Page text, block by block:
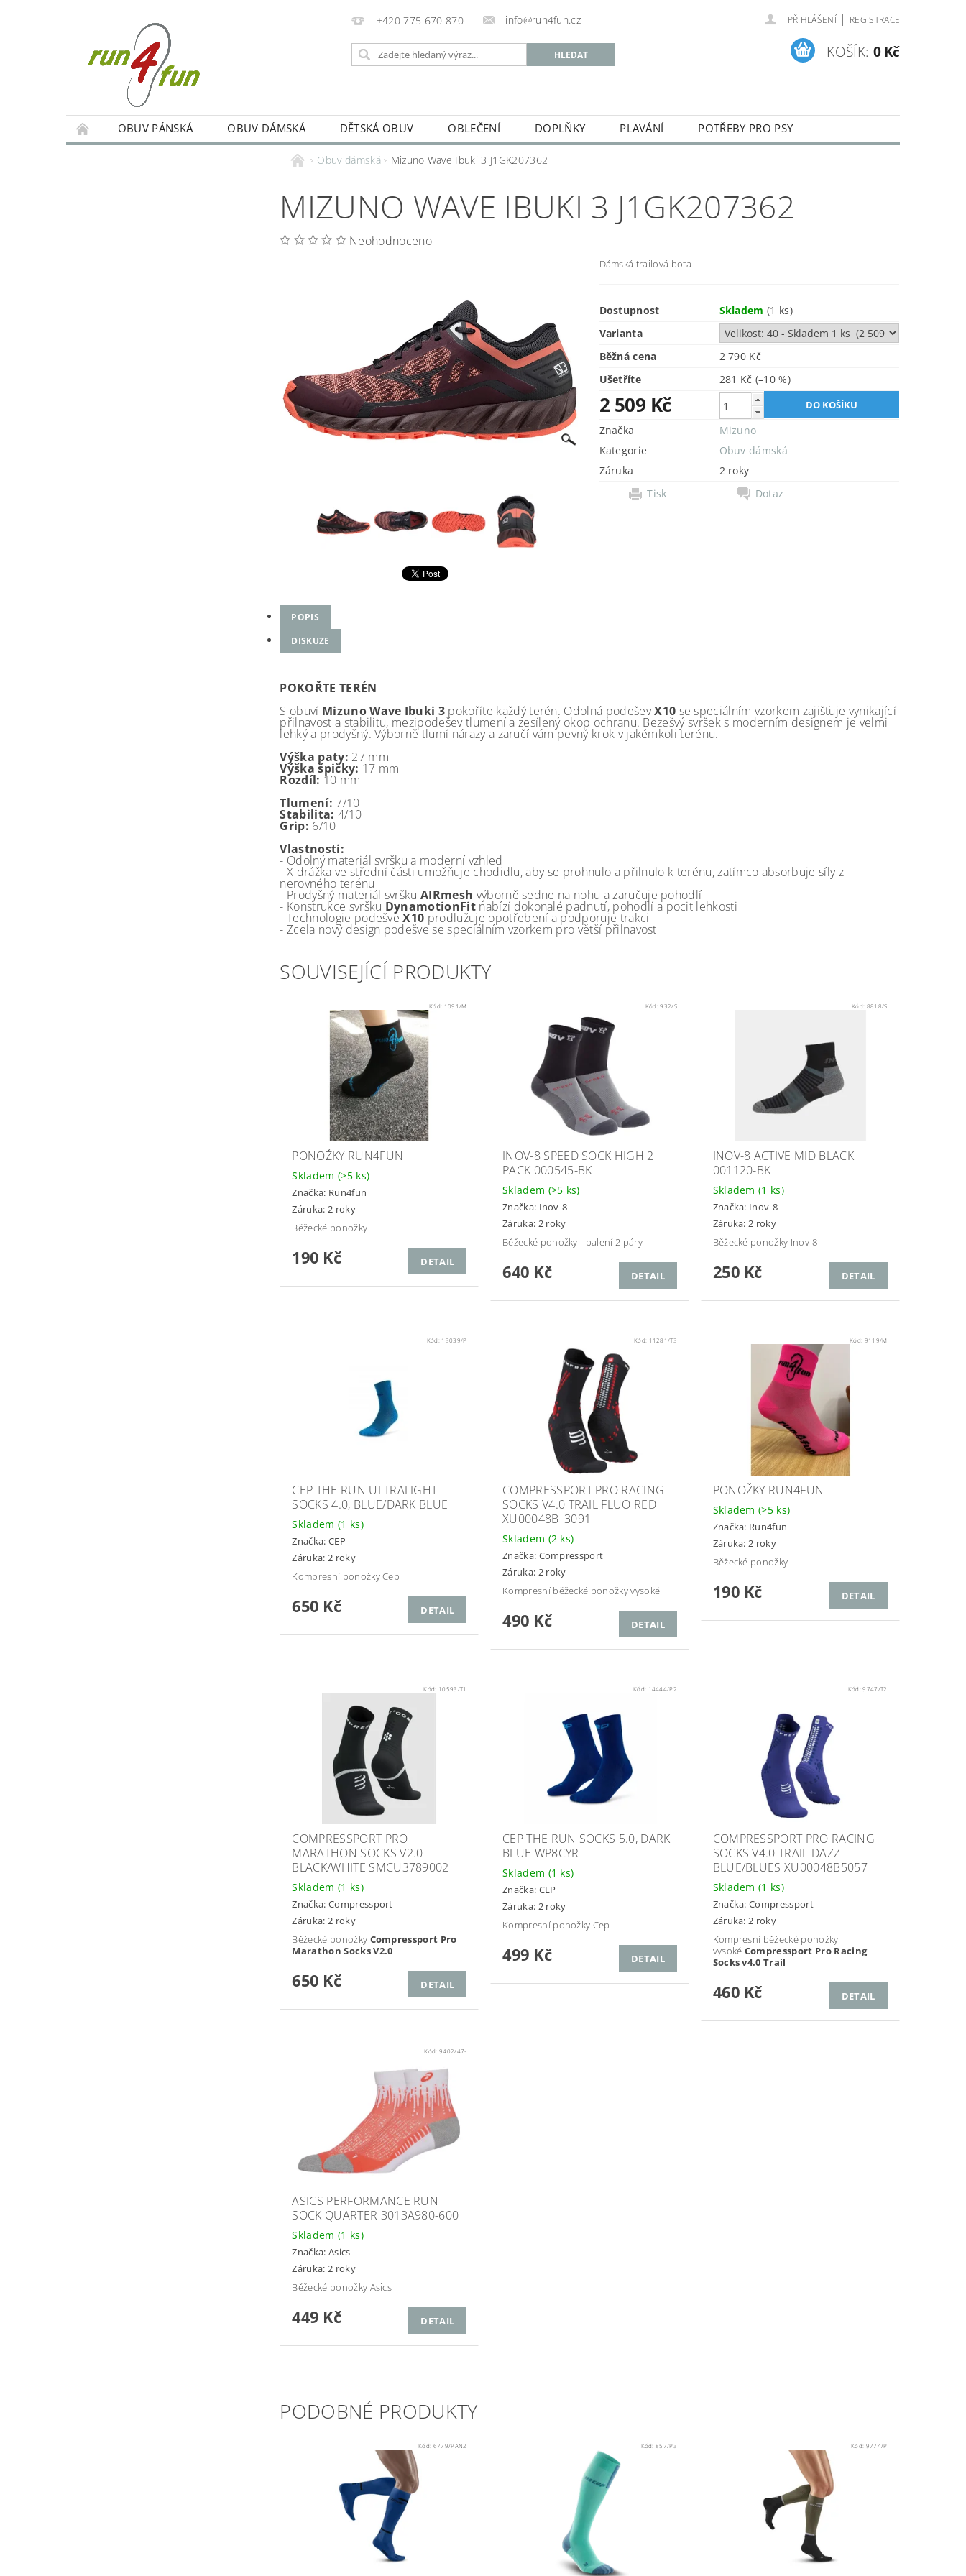
+420 775 670 870 info@run4fun.cz PŘIHLÁŠENÍ | REGISTRACE
KOŠÍK: 0 Kč
OBUV PÁNSKÁ OBUV DÁMSKÁ DĚTSKÁ OBUV OBLEČENÍ DOPLŇKY PLAVÁNÍ
POTŘEBY PRO PSY
KAMENNÁ PRODEJNA OBCHODNÍ PODMÍNKY
Obuv dámská Mizuno Wave Ibuki 3 J1GK207362
MIZUNO WAVE IBUKI 3 J1GK207362
Neohodnoceno
Dámská trailová bota
Dostupnost Skladem(1 ks)
Varianta
Běžná cena
2 790 Kč
Ušetříte
281 Kč (–10 %)
2 509 Kč
Značka
Mizuno
Kategorie
Obuv dámská
Záruka
2 roky
Tisk
Dotaz
POPIS
DISKUZE
POKOŘTE TERÉN
S obuví Mizuno Wave Ibuki 3 pokoříte každý terén. Odolná podeševX10 se speciálním vzorkem zajišťuje vynikající
přilnavost a stabilitu, mezipodešev tlumení a zesílený okop ochranu. Bezešvý svršek s moderním designem je velmi
lehký a prodyšný. Výborně tlumí nárazy a zaručí vám pevný krok v jakémkoli terénu.
Výška paty: 27 mm
Výška špičky: 17 mm
Rozdíl: 10 mm
Tlumení: 7/10
Stabilita: 4/10
Grip: 6/10
Vlastnosti:
- Odolný materiál svršku a moderní vzhled
- X drážka ve střední části umožňuje chodidlu, aby se prohnulo a přilnulo k terénu, zatímco absorbuje síly z
nerovného terénu
- Prodyšný materiál svrškuAIRmesh výborně sedne na nohu a zaručuje pohodlí
- Konstrukce svršku DynamotionFitnabízí dokonalé padnutí, pohodlí a pocit lehkosti
- Technologie podešveX10 prodlužuje opotřebení a podporuje trakci
- Zcela nový design podešve se speciálním vzorkem pro větší přilnavost
SOUVISEJÍCÍ PRODUKTY
Kód: 1091/M
PONOŽKY RUN4FUN
Skladem (>5 ks)
Značka: Run4fun
Záruka: 2 roky
Běžecké ponožky
190 Kč DETAIL
Kód:932/S
INOV-8 SPEED SOCK HIGH 2
PACK 000545-BK
Skladem (>5 ks)
Značka: Inov-8
Záruka: 2 roky
Běžecké ponožky - balení 2 páry
640 Kč DETAIL
Kód: 8818/S
INOV-8 ACTIVE MID BLACK
001120-BK
Skladem(1 ks)
Značka: Inov-8
Záruka: 2 roky
Běžecké ponožky Inov-8
250 Kč DETAIL
Kód: 13039/P
CEP THE RUN ULTRALIGHT
SOCKS 4.0, BLUE/DARK BLUE
Skladem (1 ks)
Značka: CEP
Záruka: 2 roky
Kompresní ponožky Cep
650 Kč DETAIL
Kód: 11281/T3
COMPRESSPORT PRO RACING
SOCKS V4.0 TRAIL FLUO RED
XU00048B_3091
Skladem (2 ks)
Značka: Compressport
Záruka: 2 roky
Kompresní běžecké ponožky vysoké
490 Kč DETAIL
Kód: 9119/M
PONOŽKY RUN4FUN
Skladem(>5 ks)
Značka: Run4fun
Záruka: 2 roky
Běžecké ponožky
190 Kč DETAIL
Kód: 10593/T1
COMPRESSPORT PRO
MARATHON SOCKS V2.0
BLACK/WHITE SMCU3789002
Skladem (1 ks)
Značka: Compressport
Záruka: 2 roky
Běžecké ponožky Compressport Pro
Marathon Socks V2.0
650 Kč DETAIL
Kód: 14444/P2
CEP THE RUN SOCKS 5.0, DARK
BLUE WP8CYR
Skladem (1 ks)
Značka: CEP
Záruka: 2 roky
Kompresní ponožky Cep
499 Kč DETAIL
Kód:9747/T2
COMPRESSPORT PRO RACING
SOCKS V4.0 TRAIL DAZZ
BLUE/BLUES XU00048B5057
Skladem(1 ks)
Značka:Compressport
Záruka: 2 roky
Kompresní běžecké ponožky
vysoké Compressport Pro Racing
Socks v4.0 Trail
460 Kč DETAIL
Kód: 9402/47-
ASICS PERFORMANCE RUN
SOCK QUARTER 3013A980-600
Skladem (1 ks)
Značka: Asics
Záruka: 2 roky
Běžecké ponožky Asics
449 Kč DETAIL
PODOBNÉ PRODUKTY
Kód: 6779/PAN2 Kód:857/P3 Kód: 9774/P